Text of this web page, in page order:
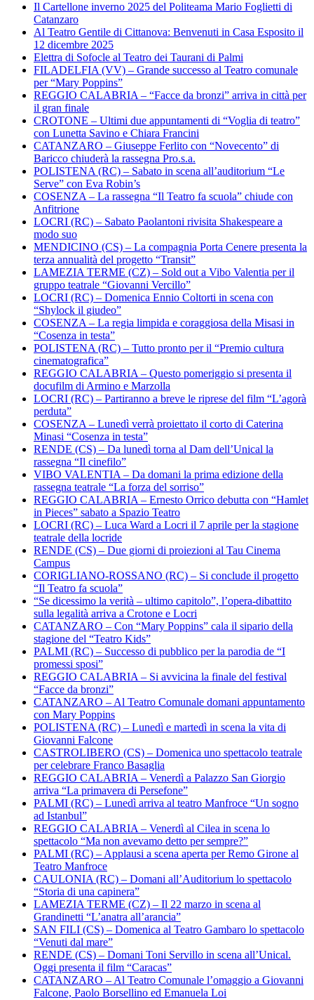
Il Cartellone inverno 2025 del Politeama Mario Foglietti di
Catanzaro
Al Teatro Gentile di Cittanova: Benvenuti in Casa Esposito il
12 dicembre 2025
Elettra di Sofocle al Teatro dei Taurani di Palmi
FILADELFIA (VV) – Grande successo al Teatro comunale
per “Mary Poppins”
REGGIO CALABRIA – “Facce da bronzi” arriva in città per
il gran finale
CROTONE – Ultimi due appuntamenti di “Voglia di teatro”
con Lunetta Savino e Chiara Francini
CATANZARO – Giuseppe Ferlito con “Novecento” di
Baricco chiuderà la rassegna Pro.s.a.
POLISTENA (RC) – Sabato in scena all’auditorium “Le
Serve” con Eva Robin’s
COSENZA – La rassegna “Il Teatro fa scuola” chiude con
Anfitrione
LOCRI (RC) – Sabato Paolantoni rivisita Shakespeare a
modo suo
MENDICINO (CS) – La compagnia Porta Cenere presenta la
terza annualità del progetto “Transit”
LAMEZIA TERME (CZ) – Sold out a Vibo Valentia per il
gruppo teatrale “Giovanni Vercillo”
LOCRI (RC) – Domenica Ennio Coltorti in scena con
“Shylock il giudeo”
COSENZA – La regia limpida e coraggiosa della Misasi in
“Cosenza in testa”
POLISTENA (RC) – Tutto pronto per il “Premio cultura
cinematografica”
REGGIO CALABRIA – Questo pomeriggio si presenta il
docufilm di Armino e Marzolla
LOCRI (RC) – Partiranno a breve le riprese del film “L’agorà
perduta”
COSENZA – Lunedì verrà proiettato il corto di Caterina
Minasi “Cosenza in testa”
RENDE (CS) – Da lunedì torna al Dam dell’Unical la
rassegna “Il cinefilo”
VIBO VALENTIA – Da domani la prima edizione della
rassegna teatrale “La forza del sorriso”
REGGIO CALABRIA – Ernesto Orrico debutta con “Hamlet
in Pieces” sabato a Spazio Teatro
LOCRI (RC) – Luca Ward a Locri il 7 aprile per la stagione
teatrale della locride
RENDE (CS) – Due giorni di proiezioni al Tau Cinema
Campus
CORIGLIANO-ROSSANO (RC) – Si conclude il progetto
“Il Teatro fa scuola”
“Se dicessimo la verità – ultimo capitolo”, l’opera-dibattito
sulla legalità arriva a Crotone e Locri
CATANZARO – Con “Mary Poppins” cala il sipario della
stagione del “Teatro Kids”
PALMI (RC) – Successo di pubblico per la parodia de “I
promessi sposi”
REGGIO CALABRIA – Si avvicina la finale del festival
“Facce da bronzi”
CATANZARO – Al Teatro Comunale domani appuntamento
con Mary Poppins
POLISTENA (RC) – Lunedì e martedì in scena la vita di
Giovanni Falcone
CASTROLIBERO (CS) – Domenica uno spettacolo teatrale
per celebrare Franco Basaglia
REGGIO CALABRIA – Venerdì a Palazzo San Giorgio
arriva “La primavera di Persefone”
PALMI (RC) – Lunedì arriva al teatro Manfroce “Un sogno
ad Istanbul”
REGGIO CALABRIA – Venerdì al Cilea in scena lo
spettacolo “Ma non avevamo detto per sempre?”
PALMI (RC) – Applausi a scena aperta per Remo Girone al
Teatro Manfroce
CAULONIA (RC) – Domani all’Auditorium lo spettacolo
“Storia di una capinera”
LAMEZIA TERME (CZ) – Il 22 marzo in scena al
Grandinetti “L’anatra all’arancia”
SAN FILI (CS) – Domenica al Teatro Gambaro lo spettacolo
“Venuti dal mare”
RENDE (CS) – Domani Toni Servillo in scena all’Unical.
Oggi presenta il film “Caracas”
CATANZARO – Al Teatro Comunale l’omaggio a Giovanni
Falcone, Paolo Borsellino ed Emanuela Loi